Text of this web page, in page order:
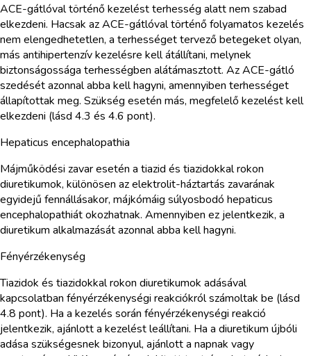
ACE-gátlóval történő kezelést terhesség alatt nem szabad
elkezdeni. Hacsak az ACE-gátlóval történő folyamatos kezelés
nem elengedhetetlen, a terhességet tervező betegeket olyan,
más antihipertenzív kezelésre kell átállítani, melynek
biztonságossága terhességben alátámasztott. Az ACE-gátló
szedését azonnal abba kell hagyni, amennyiben terhességet
állapítottak meg. Szükség esetén más, megfelelő kezelést kell
elkezdeni (lásd 4.3 és 4.6 pont).
Hepaticus encephalopathia
Májműködési zavar esetén a tiazid és tiazidokkal rokon
diuretikumok, különösen az elektrolit-háztartás zavarának
egyidejű fennállásakor, májkómáig súlyosbodó hepaticus
encephalopathiát okozhatnak. Amennyiben ez jelentkezik, a
diuretikum alkalmazását azonnal abba kell hagyni.
Fényérzékenység
Tiazidok és tiazidokkal rokon diuretikumok adásával
kapcsolatban fényérzékenységi reakciókról számoltak be (lásd
4.8 pont). Ha a kezelés során fényérzékenységi reakció
jelentkezik, ajánlott a kezelést leállítani. Ha a diuretikum újbóli
adása szükségesnek bizonyul, ajánlott a napnak vagy